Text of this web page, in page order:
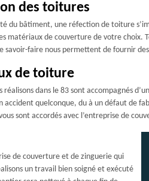
des toitures
du bâtiment, une réfection de toiture
matériaux de couverture de votre
faire nous permettent de fournir
de toiture
dans le 83 sont accompagnés
accident quelconque, du à un défaut de
sont accordés avec l’entreprise de
de couverture et de zinguerie qui
un travail bien soigné et exécuté